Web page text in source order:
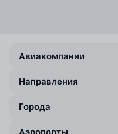
Авиакомпании
Направления
Города